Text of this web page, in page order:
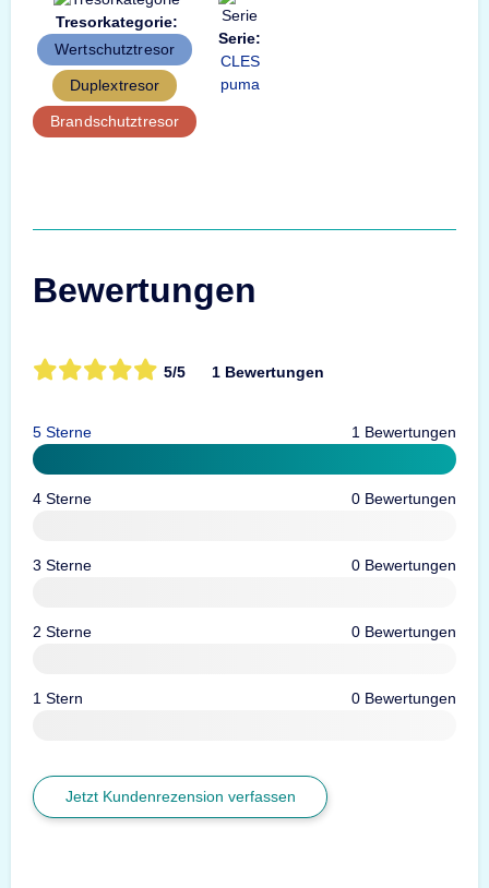
Tresorkategorie:
Wertschutztresor
Duplextresor
Brandschutztresor
Serie:
CLES
puma
Bewertungen
5/5 1 Bewertungen
5 Sterne 1 Bewertungen
4 Sterne 0 Bewertungen
3 Sterne 0 Bewertungen
2 Sterne 0 Bewertungen
1 Stern 0 Bewertungen
Jetzt Kundenrezension verfassen